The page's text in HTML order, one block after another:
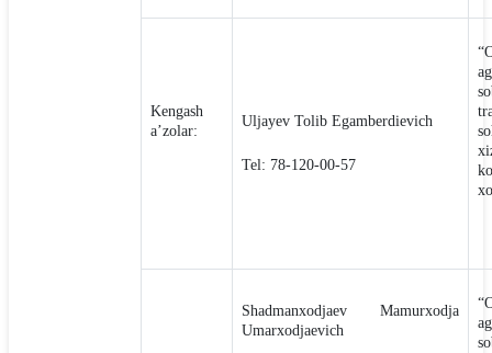
Kengash
a’zolar:
Uljayev Tolib Egamberdievich
Tel: 78-120-00-57
Shadmanxodjaev Mamurxodja
Umarxodjaevich